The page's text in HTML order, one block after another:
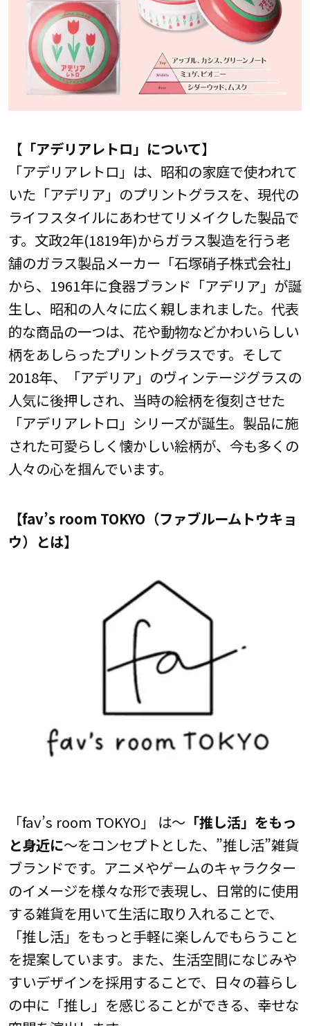
【「アデリアレトロ」について】
「アデリアレトロ」は、昭和の家庭で使われて
いた「アデリア」のプリントグラスを、現代の
ライフスタイルにあわせてリメイクした製品で
す。文政2年(1819年)からガラス製造を行う老
舗のガラス製品メーカー「石塚硝子株式会社」
から、1961年に食器ブランド「アデリア」が誕
生し、昭和の人々に広く親しまれました。代表
的な商品の一つは、花や動物などかわいらしい
柄をあしらったプリントグラスです。そして
2018年、「アデリア」のヴィンテージグラスの
人気に後押しされ、当時の絵柄を復刻させた
「アデリアレトロ」シリーズが誕生。製品に施
された可愛らしく懐かしい絵柄が、今も多くの
人々の心を掴んでいます。
【fav’s room TOKYO（ファブルームトウキョ
ウ）とは】
「fav’s room TOKYO」 は～「推し活」をもっ
と身近に～をコンセプトとした、”推し活”雑貨
ブランドです。アニメやゲームのキャラクター
のイメージを様々な形で表現し、日常的に使用
する雑貨を用いて生活に取り入れることで、
「推し活」をもっと手軽に楽しんでもらうこと
を提案しています。また、生活空間になじみや
すいデザインを採用することで、日々の暮らし
の中に「推し」を感じることができる、幸せな